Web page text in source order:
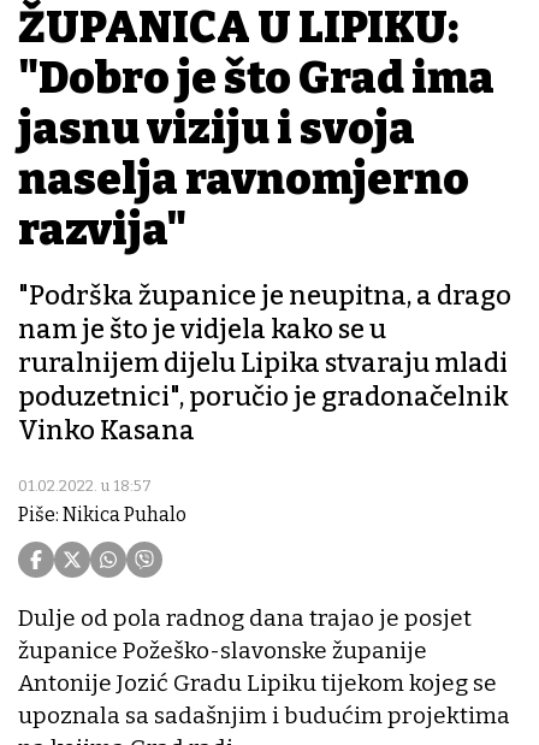
ŽUPANICA U LIPIKU:
"Dobro je što Grad ima
jasnu viziju i svoja
naselja ravnomjerno
razvija"
"Podrška županice je neupitna, a drago
nam je što je vidjela kako se u
ruralnijem dijelu Lipika stvaraju mladi
poduzetnici", poručio je gradonačelnik
Vinko Kasana
01.02.2022. u 18:57
Piše: Nikica Puhalo
Dulje od pola radnog dana trajao je posjet
županice Požeško-slavonske županije
Antonije Jozić Gradu Lipiku tijekom kojeg se
upoznala sa sadašnjim i budućim projektima